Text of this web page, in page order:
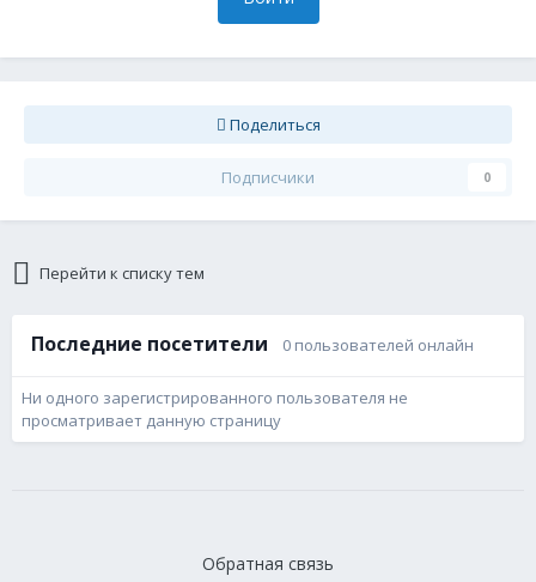
Поделиться
Подписчики 0
Перейти к списку тем
Последние посетители 0 пользователей онлайн
Ни одного зарегистрированного пользователя не
просматривает данную страницу
Обратная связь